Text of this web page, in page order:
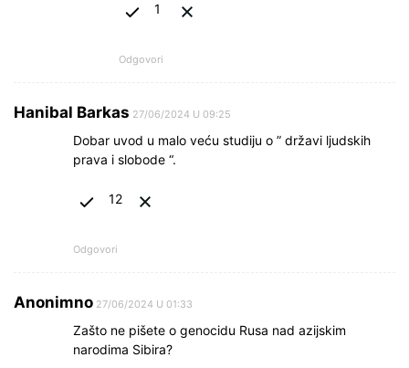
1
Odgovori
Hanibal Barkas 27/06/2024 U 09:25
Dobar uvod u malo veću studiju o ” državi ljudskih
prava i slobode “.
12
Odgovori
Anonimno 27/06/2024 U 01:33
Zašto ne pišete o genocidu Rusa nad azijskim
narodima Sibira?